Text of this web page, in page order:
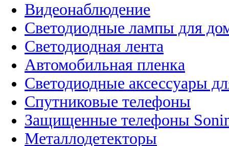
Видеонаблюдение
Светодиодные лампы для
Светодиодная лента
Автомобильная пленка
Светодиодные аксессуары
Спутниковые телефоны
Защищенные телефоны
Металлодетекторы